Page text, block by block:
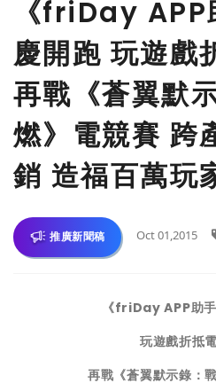
《friDay APP
慶開跑 玩遊戲
再戰《蒼翼默
燃》電競賽 跨
銷 造福百萬玩
推廣新聞稿 Oct 01,2015
《friDay APP助
玩遊戲折抵
再戰《蒼翼默示錄：